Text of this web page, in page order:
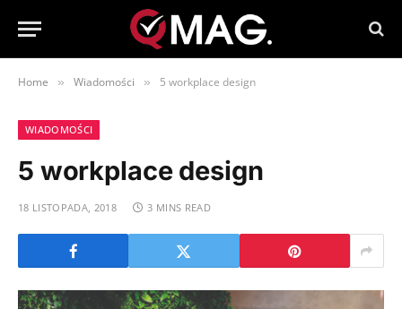
Home » Wiadomości » 5 workplace design
WIADOMOŚCI
5 workplace design
18 LISTOPADA, 2018 3 MINS READ